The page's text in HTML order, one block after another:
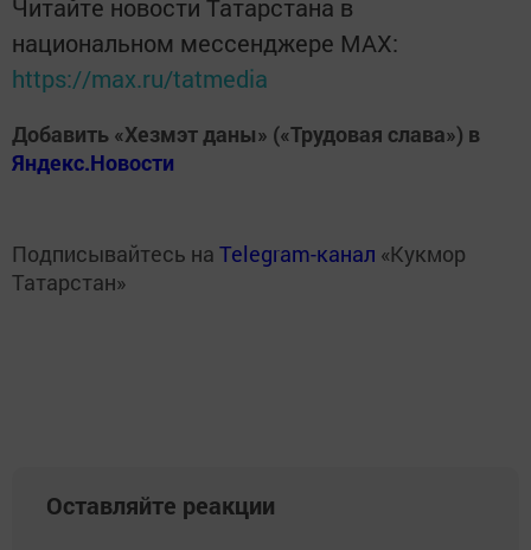
Читайте новости Татарстана в
национальном мессенджере MАХ:
https://max.ru/tatmedia
Добавить «Хезмэт даны» («Трудовая слава») в
Яндекс.Новости
Подписывайтесь на Telegram-канал «Кукмор
Татарстан»
Оставляйте реакции